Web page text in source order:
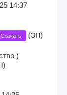
14:37
Скачать (ЭП)
)
)